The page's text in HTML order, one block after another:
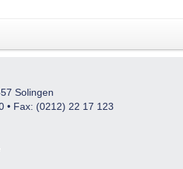
Solingen
• Fax: (0212) 22 17 123